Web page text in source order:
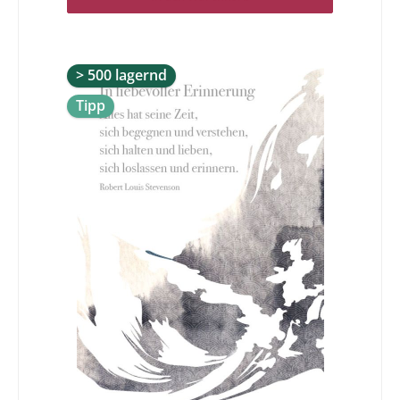
und entscheiden Sie mit bedacht.Geliebte Seele, flieg
> 500 lagernd
Tipp